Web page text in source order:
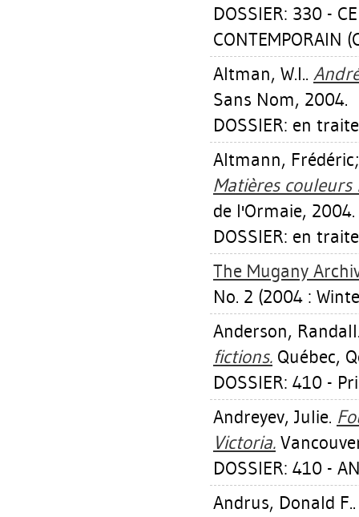
DOSSIER: 330 -
CONTEMPORAIN
Altman, W.l..
Sans Nom, 2004.
DOSSIER: en
Altmann, Frédéric
Matières couleurs
de l'Ormaie, 2004.
DOSSIER: en
The Mugany
No. 2 (2004 :
Anderson, Randall
fictions. Québec,
DOSSIER: 410 -
Andreyev, Julie.
Victoria.
DOSSIER: 410 -
Andrus, Donald F.